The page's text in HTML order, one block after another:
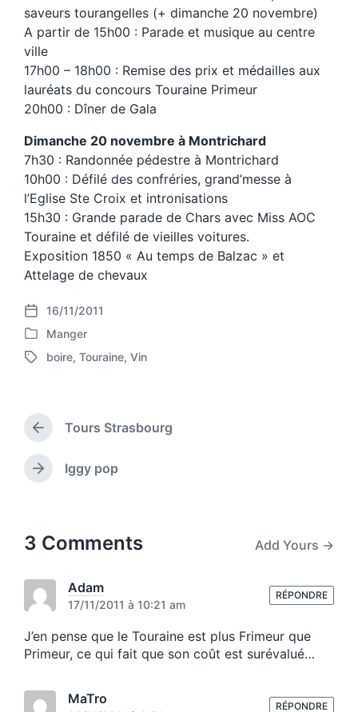
saveurs tourangelles (+ dimanche 20 novembre)
A partir de 15h00 : Parade et musique au centre
ville
17h00 – 18h00 : Remise des prix et médailles aux
lauréats du concours Touraine Primeur
20h00 : Dîner de Gala
Dimanche 20 novembre à Montrichard
7h30 : Randonnée pédestre à Montrichard
10h00 : Défilé des confréries, grand’messe à
l’Eglise Ste Croix et intronisations
15h30 : Grande parade de Chars avec Miss AOC
Touraine et défilé de vieilles voitures.
Exposition 1850 « Au temps de Balzac » et
Attelage de chevaux
P
o
s
t
e
16/11/2011
P
o
d
n
Manger
T
g
e
w
boire, Touraine, Vin
P
r
e
v
s
o
s
Tours Strasbourg
N
p
t
Iggy pop
3 Comments Add Yours →
Adam
17/11/2011 à 10:21 am
J’en pense que le Touraine est plus Frimeur que
Primeur, ce qui fait que son coût est surévalué…
RÉPONDRE
MaTro RÉPONDRE